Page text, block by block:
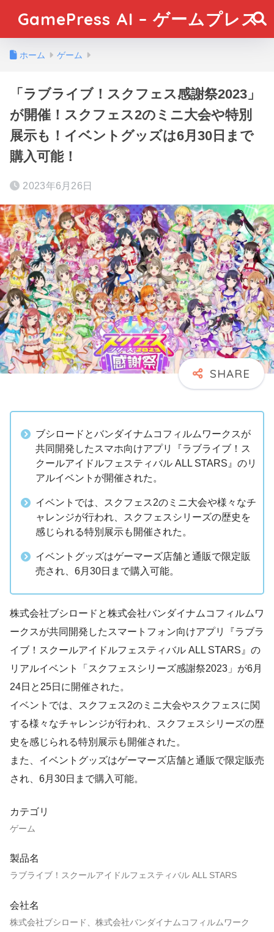
GamePress AI – ゲームプレス
ホーム ゲーム
「ラブライブ！スクフェス感謝祭2023」
が開催！スクフェス2のミニ大会や特別
展示も！イベントグッズは6月30日まで
購入可能！
2023年6月26日
ブシロードとバンダイナムコフィルムワークスが
共同開発したスマホ向けアプリ『ラブライブ！ス
クールアイドルフェスティバル ALL STARS』のリ
アルイベントが開催された。
イベントでは、スクフェス2のミニ大会や様々なチ
ャレンジが行われ、スクフェスシリーズの歴史を
感じられる特別展示も開催された。
イベントグッズはゲーマーズ店舗と通販で限定販
売され、6月30日まで購入可能。
株式会社ブシロードと株式会社バンダイナムコフィルムワ
ークスが共同開発したスマートフォン向けアプリ『ラブラ
イブ！スクールアイドルフェスティバル ALL STARS』の
リアルイベント「スクフェスシリーズ感謝祭2023」が6月
24日と25日に開催された。
イベントでは、スクフェス2のミニ大会やスクフェスに関
する様々なチャレンジが行われ、スクフェスシリーズの歴
史を感じられる特別展示も開催された。
また、イベントグッズはゲーマーズ店舗と通販で限定販売
され、6月30日まで購入可能。
カテゴリ
ゲーム
製品名
ラブライブ！スクールアイドルフェスティバル ALL STARS
会社名
株式会社ブシロード、株式会社バンダイナムコフィルムワーク